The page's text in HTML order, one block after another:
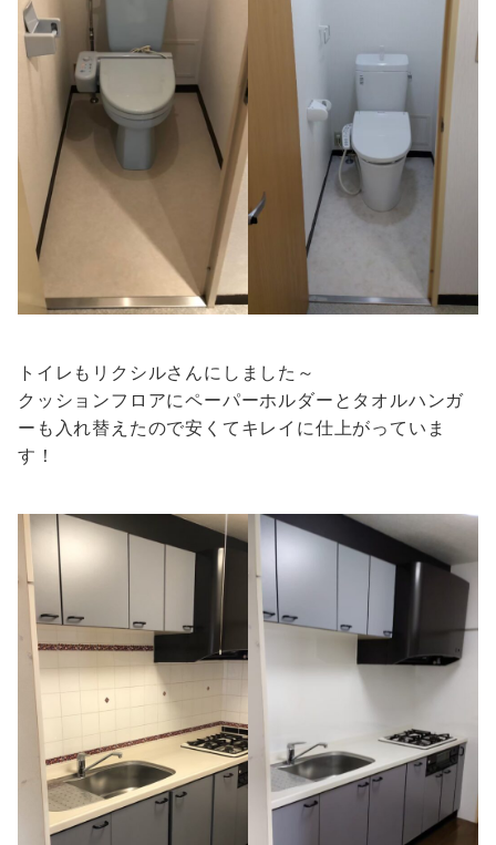
トイレもリクシルさんにしました～
クッションフロアにペーパーホルダーとタオルハンガ
ーも入れ替えたので安くてキレイに仕上がっていま
す！